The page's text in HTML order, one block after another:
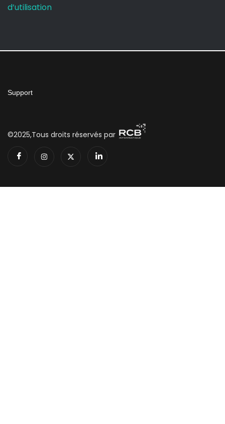
d’utilisation
Support
©2025,Tous droits réservés par